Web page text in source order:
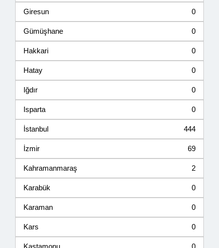
Giresun 0
Gümüşhane 0
Hakkari 0
Hatay 0
Iğdır 0
Isparta 0
İstanbul 444
İzmir 69
Kahramanmaraş 2
Karabük 0
Karaman 0
Kars 0
Kastamonu 0